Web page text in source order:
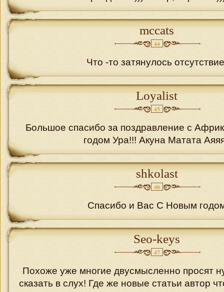
mccats
44
Что -то затянулось
Loyalist
45
Большое спасибо за поздравление с
годом Ура!!! Акуна Матата
shkolast
46
Спасибо и Вас С Новым
Seo-keys
47
Похоже уже многие двусмысленно просят
сказать в слух! Где же новые статьи автор